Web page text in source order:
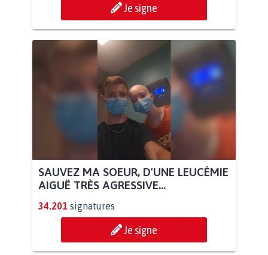
Je signe
SAUVEZ MA SOEUR, D'UNE LEUCÉMIE
AIGUË TRÈS AGRESSIVE...
34.201 signatures
Je signe